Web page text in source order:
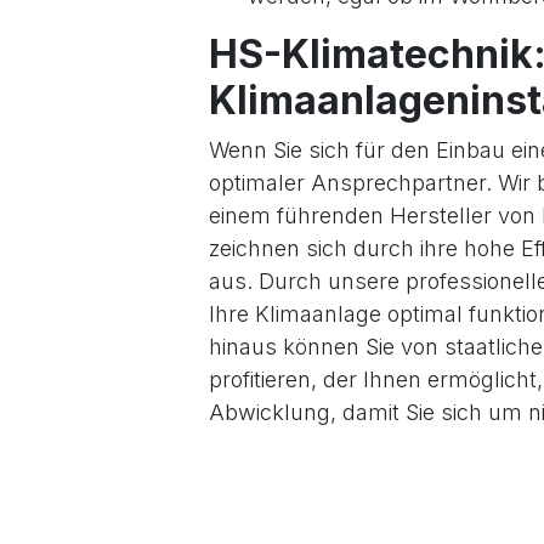
HS-
Wenn Sie sich für den Einbau
optimaler Ansprechpartner. Wir
einem führenden Hersteller von
zeichnen sich durch ihre hohe
aus. Durch unsere
Ihre Klimaanlage optimal
hinaus können Sie von
profitieren, der Ihnen
Abwicklung, damit Sie sich um